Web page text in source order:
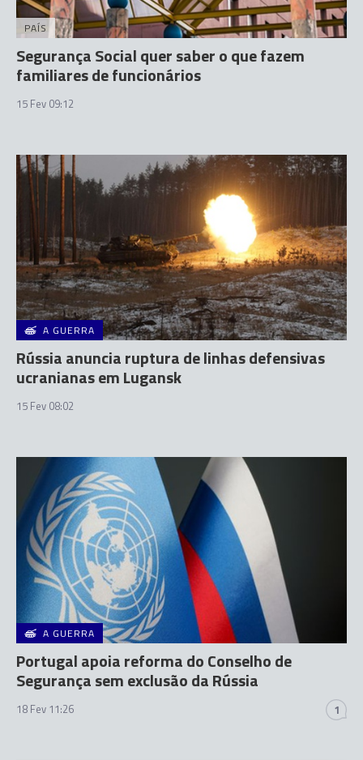
PAÍS
Segurança Social quer saber o que fazem
familiares de funcionários
15 Fev 09:12
A GUERRA
Rússia anuncia ruptura de linhas defensivas
ucranianas em Lugansk
15 Fev 08:02
A GUERRA
Portugal apoia reforma do Conselho de
Segurança sem exclusão da Rússia
18 Fev 11:26 1